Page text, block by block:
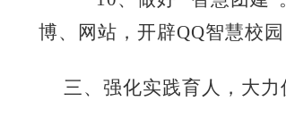
博、网站，开辟QQ智慧校园
三、强化实践育人，大